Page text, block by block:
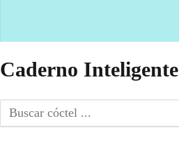
Caderno Inteligente